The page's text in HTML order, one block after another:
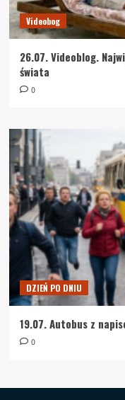
Videobog
26.07. Videoblog.
świata
0
DZIEŃ PO DNIU
19.07. Autobus z
0